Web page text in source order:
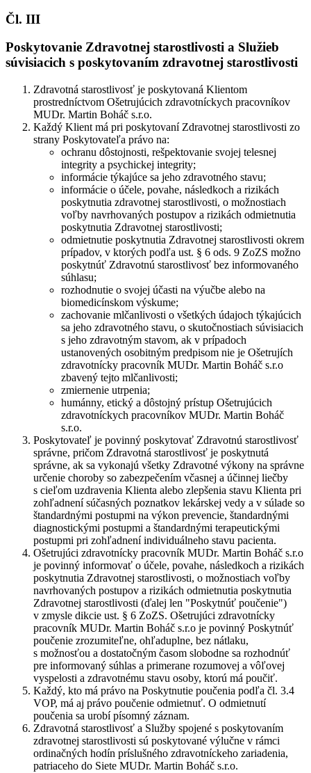
Čl. III
Poskytovanie Zdravotnej starostlivosti a Služieb
súvisiacich s poskytovaním zdravotnej starostlivosti
Zdravotná starostlivosť je poskytovaná Klientom
prostredníctvom Ošetrujúcich zdravotníckych pracovníkov
MUDr. Martin Boháč s.r.o.
Každý Klient má pri poskytovaní Zdravotnej starostlivosti zo
strany Poskytovateľa právo na:
ochranu dôstojnosti, rešpektovanie svojej telesnej
integrity a psychickej integrity;
informácie týkajúce sa jeho zdravotného stavu;
informácie o účele, povahe, následkoch a rizikách
poskytnutia zdravotnej starostlivosti, o možnostiach
voľby navrhovaných postupov a rizikách odmietnutia
poskytnutia Zdravotnej starostlivosti;
odmietnutie poskytnutia Zdravotnej starostlivosti okrem
prípadov, v ktorých podľa ust. § 6 ods. 9 ZoZS možno
poskytnúť Zdravotnú starostlivosť bez informovaného
súhlasu;
rozhodnutie o svojej účasti na výučbe alebo na
biomedicínskom výskume;
zachovanie mlčanlivosti o všetkých údajoch týkajúcich
sa jeho zdravotného stavu, o skutočnostiach súvisiacich
s jeho zdravotným stavom, ak v prípadoch
ustanovených osobitným predpisom nie je Ošetrujích
zdravotnícky pracovník MUDr. Martin Boháč s.r.o
zbavený tejto mlčanlivosti;
zmiernenie utrpenia;
humánny, etický a dôstojný prístup Ošetrujúcich
zdravotníckych pracovníkov MUDr. Martin Boháč
s.r.o.
Poskytovateľ je povinný poskytovať Zdravotnú starostlivosť
správne, pričom Zdravotná starostlivosť je poskytnutá
správne, ak sa vykonajú všetky Zdravotné výkony na správne
určenie choroby so zabezpečením včasnej a účinnej liečby
s cieľom uzdravenia Klienta alebo zlepšenia stavu Klienta pri
zohľadnení súčasných poznatkov lekárskej vedy a v súlade so
štandardnými postupmi na výkon prevencie, štandardnými
diagnostickými postupmi a štandardnými terapeutickými
postupmi pri zohľadnení individuálneho stavu pacienta.
Ošetrujúci zdravotnícky pracovník MUDr. Martin Boháč s.r.o
je povinný informovať o účele, povahe, následkoch a rizikách
poskytnutia Zdravotnej starostlivosti, o možnostiach voľby
navrhovaných postupov a rizikách odmietnutia poskytnutia
Zdravotnej starostlivosti (ďalej len "Poskytnúť poučenie")
v zmysle dikcie ust. § 6 ZoZS. Ošetrujúci zdravotnícky
pracovník MUDr. Martin Boháč s.r.o je povinný Poskytnúť
poučenie zrozumiteľne, ohľaduplne, bez nátlaku,
s možnosťou a dostatočným časom slobodne sa rozhodnúť
pre informovaný súhlas a primerane rozumovej a vôľovej
vyspelosti a zdravotnému stavu osoby, ktorú má poučiť.
Každý, kto má právo na Poskytnutie poučenia podľa čl. 3.4
VOP, má aj právo poučenie odmietnuť. O odmietnutí
poučenia sa urobí písomný záznam.
Zdravotná starostlivosť a Služby spojené s poskytovaním
zdravotnej starostlivosti sú poskytované výlučne v rámci
ordinačných hodín príslušného zdravotníckeho zariadenia,
patriaceho do Siete MUDr. Martin Boháč s.r.o.